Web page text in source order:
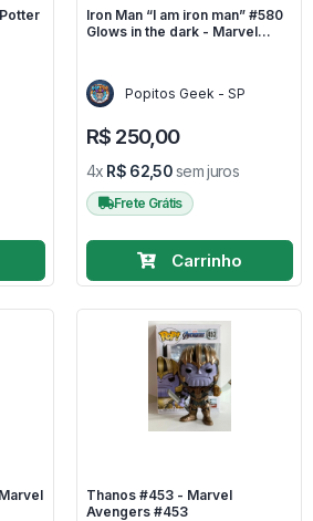
Iron Man “I am iron man” #580
Glows in the dark - Marvel
Popitos Geek - SP
R$ 250,00
4x R$ 62,50sem juros
Frete Grátis
Carrinho
Thanos #453 - Marvel
Avengers #453